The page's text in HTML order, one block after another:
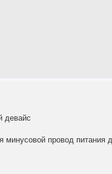
девайс
минусовой провод